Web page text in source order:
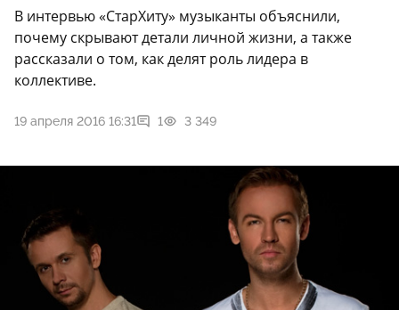
В интервью «СтарХиту» музыканты объяснили,
почему скрывают детали личной жизни, а также
рассказали о том, как делят роль лидера в
коллективе.
19 апреля 2016 16:31 1 3 349